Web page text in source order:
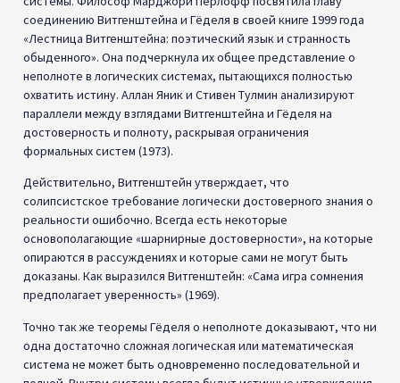
Витгенштейн критикует предположения, лежащие в основе
радикального скептицизма солипсизма, показывая, что он
опирается на невозможные стандарты доказательства.
Гёдель формально доказывает, что логические системы не
могут полностью объяснить всю истину внутри них.
Абсолютная уверенность невозможна. И Гейзенберг доказал,
что совершенное эмпирическое знание недостижимо. Как он
писал: «Мы не можем знать, в принципе, настоящее во всех его
деталях» (1958).
Интересную параллель можно найти, сравнив принцип
неопределенности Гейзенберга с теоремой Гёделя о
неполноте. Гейзенберг показал, что в квантовой механике
невозможно получить совершенное знание о дополнительных
переменных, таких как положение и импульс субатомной
частицы — мы не можем знать оба с произвольной точностью.
Гёдель доказал, что достаточно сложные математические
системы не могут быть одновременно полными и
последовательными — всегда будут истинные утверждения,
которые нельзя формально доказать внутри системы.
Гейзенберг выявил неизбежную неопределенность в физике.